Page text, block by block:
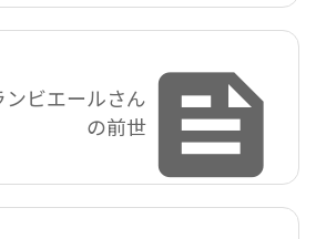

ビエールさん
の前世